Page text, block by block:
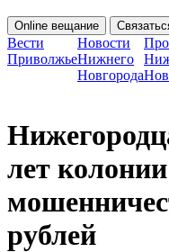
Online вещание
Вести
Приволжье
Новости
Нижнего
Новгорода
лет
рублей